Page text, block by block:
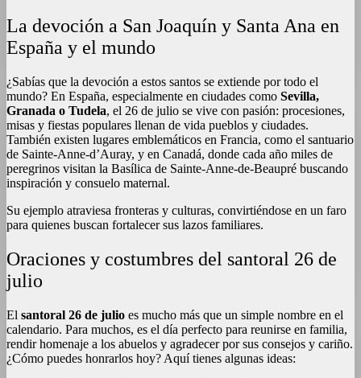
La devoción a San Joaquín y Santa Ana en
España y el mundo
¿Sabías que la devoción a estos santos se extiende por todo el
mundo? En España, especialmente en ciudades como Sevilla,
Granada o Tudela, el 26 de julio se vive con pasión: procesiones,
misas y fiestas populares llenan de vida pueblos y ciudades.
También existen lugares emblemáticos en Francia, como el santuario
de Sainte-Anne-d’Auray, y en Canadá, donde cada año miles de
peregrinos visitan la Basílica de Sainte-Anne-de-Beaupré buscando
inspiración y consuelo maternal.
Su ejemplo atraviesa fronteras y culturas, convirtiéndose en un faro
para quienes buscan fortalecer sus lazos familiares.
Oraciones y costumbres del santoral 26 de
julio
El santoral 26 de julio es mucho más que un simple nombre en el
calendario. Para muchos, es el día perfecto para reunirse en familia,
rendir homenaje a los abuelos y agradecer por sus consejos y cariño.
¿Cómo puedes honrarlos hoy? Aquí tienes algunas ideas: